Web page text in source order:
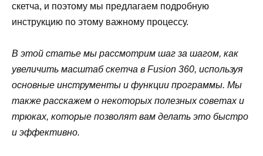
скетча, и поэтому мы предлагаем подробную
инструкцию по этому важному процессу.
В этой статье мы рассмотрим шаг за шагом, как
увеличить масштаб скетча в Fusion 360, используя
основные инструменты и функции программы. Мы
также расскажем о некоторых полезных советах и
трюках, которые позволят вам делать это быстро
и эффективно.